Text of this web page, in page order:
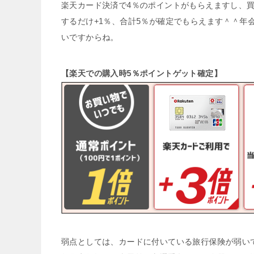
楽天カード決済で4％のポイントがもらえますし、
するだけ+1％、合計5％が確定でもらえます＾＾年
いですからね。
【楽天での購入時5％ポイントゲット確定】
弱点としては、カードに付いている旅行保険が弱